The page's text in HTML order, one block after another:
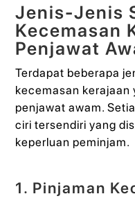
Jenis-Jenis
Kecemasan
Penjawat
Terdapat beberapa
kecemasan kerajaan
penjawat awam.
ciri tersendiri yang
keperluan peminjam.
1. Pinjaman